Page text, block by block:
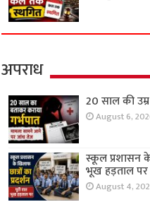
अपराध
20 साल की
August 6,
स्कूल प्रशासन के
भूख हड़ताल
August 4,